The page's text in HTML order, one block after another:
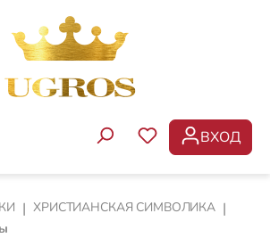
содержанию
У ВАС ЕСТЬ
ВХОД
| ХРИСТИАНСКАЯ СИМВОЛИКА |